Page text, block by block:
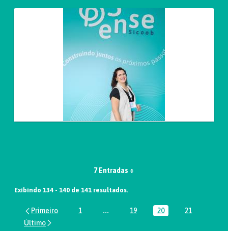
7 Entradas
Exibindo 134 - 140 de 141 resultados.
Página
1 ...Páginas intermediárias Usar ABA
Página
19 Página
20 Página
21